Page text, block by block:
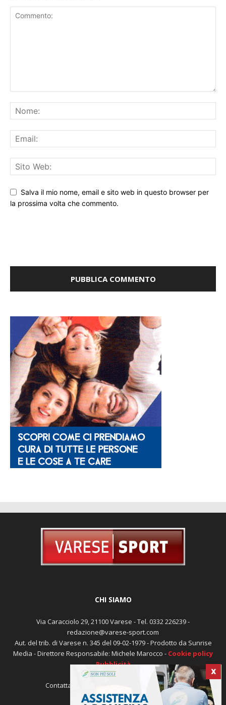
Salva il mio nome, email e sito web in questo browser per
la prossima volta che commento.
X
CHI SIAMO
Via Caracciolo 29, 21100 Varese - Tel. 0332 226239 -
redazione@varese-sport.com
Aut. del trib. di Varese n. 345 del 09-02-1979 - Prodotto da Sunrise
Media - Direttore Responsabile: Michele Marocco - Cookie policy
Pubblicità
Contattaci: redazione@varese-sport.com